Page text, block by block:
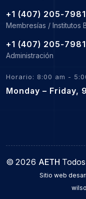
+1 (407) 205-7981
Membresías / Institutos
+1 (407) 205-7981
Administración
Horario: 8:00 am -
Monday – Friday,
© 2026 AETH
Sitio web